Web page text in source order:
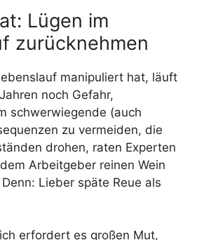
Lügen im
zurücknehmen
manipuliert hat, läuft
noch Gefahr,
schwerwiegende (auch
zu vermeiden, die
drohen, raten Experten
Arbeitgeber reinen Wein
Lieber späte Reue als
erfordert es großen Mut,